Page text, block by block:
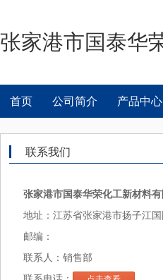
张家港市国泰华
首页 公司简介 产品中心
联系我们
张家港市国泰华荣化工新材料有
地址：江苏省张家港市扬子江
邮编：
联系人：销售部